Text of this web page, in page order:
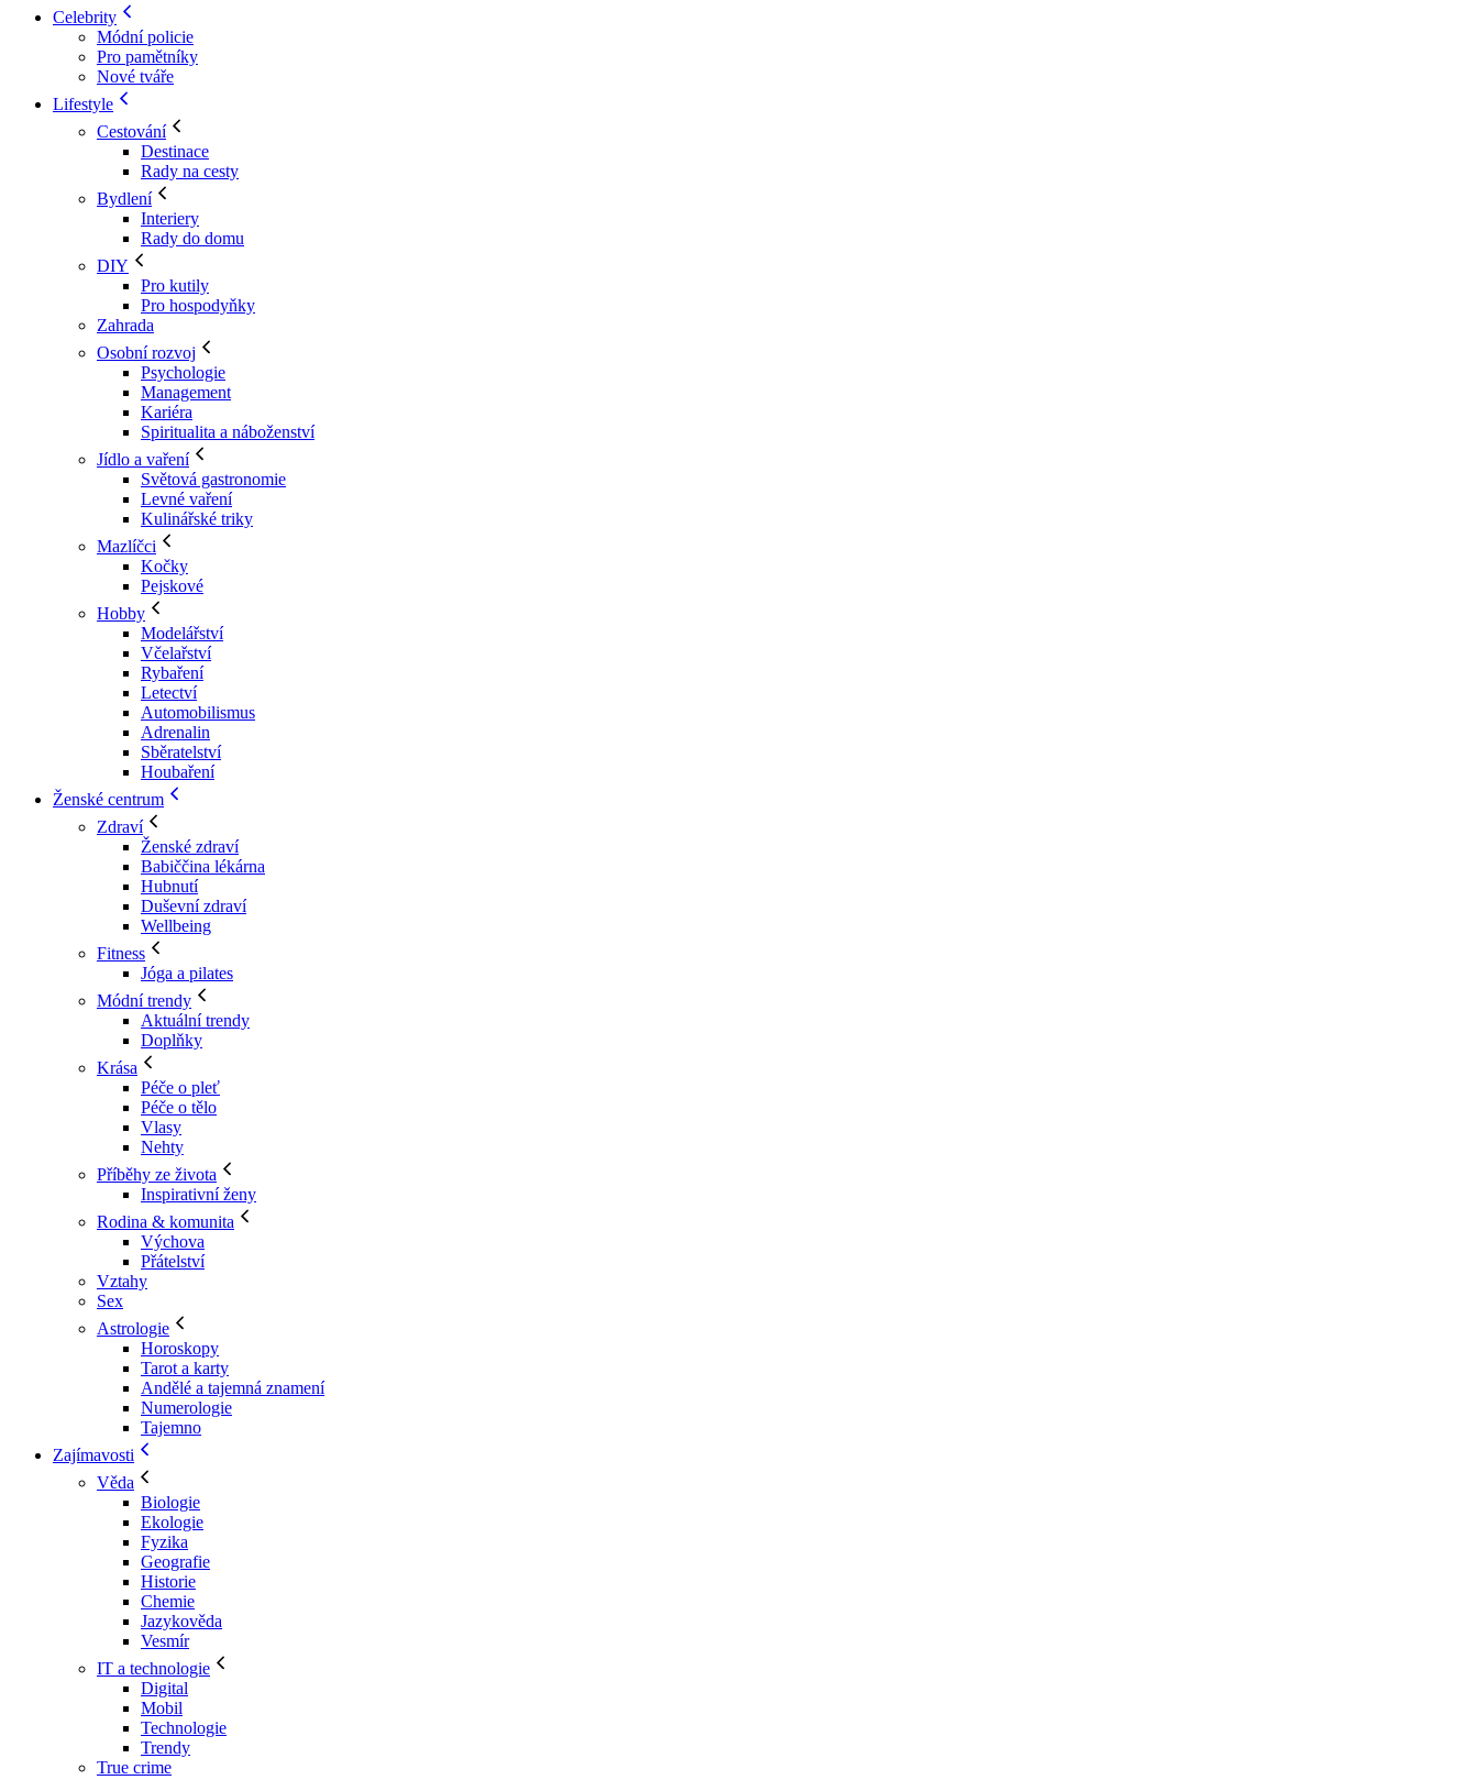
Celebrity
Módní policie
Pro pamětníky
Nové tváře
Lifestyle
Cestování
Destinace
Rady na cesty
Bydlení
Interiery
Rady do domu
DIY
Pro kutily
Pro hospodyňky
Zahrada
Osobní rozvoj
Psychologie
Management
Kariéra
Spiritualita a náboženství
Jídlo a vaření
Světová gastronomie
Levné vaření
Kulinářské triky
Mazlíčci
Kočky
Pejskové
Hobby
Modelářství
Včelařství
Rybaření
Letectví
Automobilismus
Adrenalin
Sběratelství
Houbaření
Ženské centrum
Zdraví
Ženské zdraví
Babiččina lékárna
Hubnutí
Duševní zdraví
Wellbeing
Fitness
Jóga a pilates
Módní trendy
Aktuální trendy
Doplňky
Krása
Péče o pleť
Péče o tělo
Vlasy
Nehty
Příběhy ze života
Inspirativní ženy
Rodina & komunita
Výchova
Přátelství
Vztahy
Sex
Astrologie
Horoskopy
Tarot a karty
Andělé a tajemná znamení
Numerologie
Tajemno
Zajímavosti
Věda
Biologie
Ekologie
Fyzika
Geografie
Historie
Chemie
Jazykověda
Vesmír
IT a technologie
Digital
Mobil
Technologie
Trendy
True crime